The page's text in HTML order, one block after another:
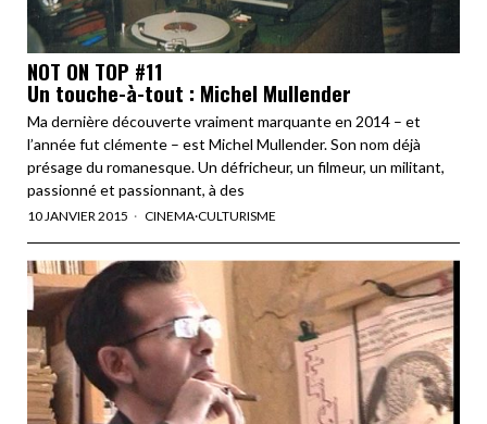
NOT ON TOP #11
Un touche-à-tout : Michel Mullender
Ma dernière découverte vraiment marquante en 2014 – et
l’année fut clémente – est Michel Mullender. Son nom déjà
présage du romanesque. Un défricheur, un filmeur, un militant,
passionné et passionnant, à des
10 JANVIER 2015 CINEMA·CULTURISME